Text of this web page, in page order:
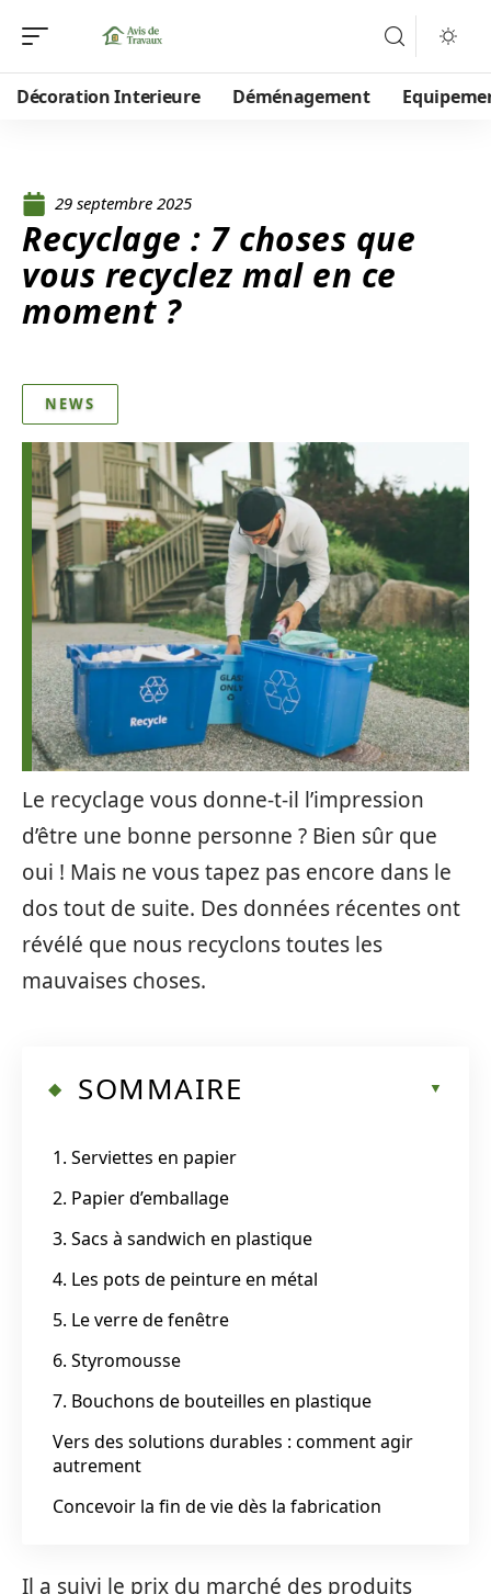
Décoration Interieure Déménagement
29 septembre 2025
Recyclage : 7 choses que
vous recyclez mal en ce
moment ?
NEWS
Le recyclage vous donne-t-il l’impression
d’être une bonne personne ? Bien sûr que
oui ! Mais ne vous tapez pas encore dans le
dos tout de suite. Des données récentes ont
révélé que nous recyclons toutes les
mauvaises choses.
SOMMAIRE
1. Serviettes en papier
2. Papier d’emballage
3. Sacs à sandwich en plastique
4. Les pots de peinture en métal
5. Le verre de fenêtre
6. Styromousse
7. Bouchons de bouteilles en plastique
Vers des solutions durables : comment agir
autrement
Concevoir la fin de vie dès la fabrication
Il a suivi le prix du marché des produits